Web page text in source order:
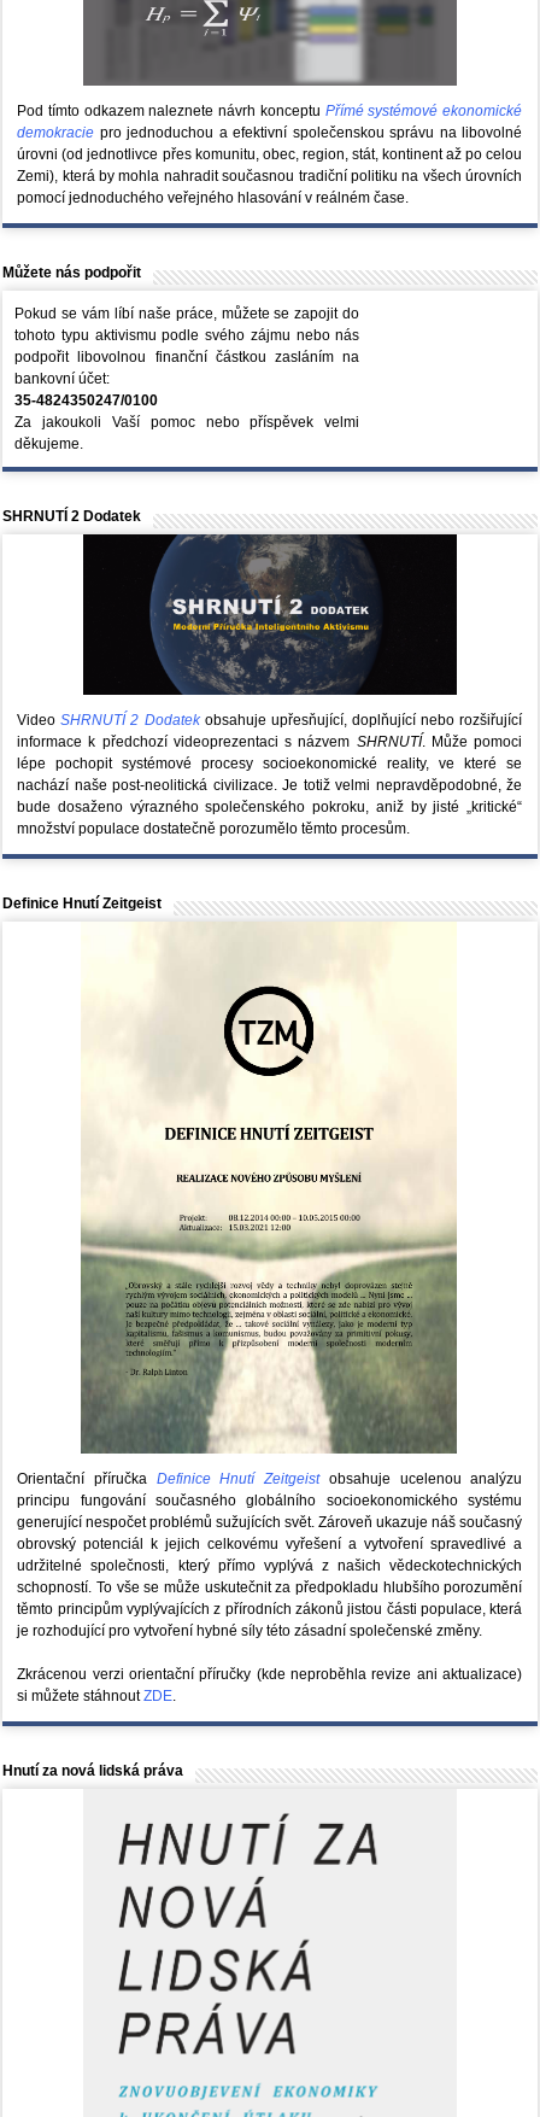
Pod tímto odkazem naleznete návrh konceptu Přímé systémové ekonomické
demokracie pro jednoduchou a efektivní společenskou správu na libovolné
úrovni (od jednotlivce přes komunitu, obec, region, stát, kontinent až po celou
Zemi), která by mohla nahradit současnou tradiční politiku na všech úrovních
pomocí jednoduchého veřejného hlasování v reálném čase.
Můžete nás podpořit
Pokud se vám líbí naše práce, můžete se zapojit do
tohoto typu aktivismu podle svého zájmu nebo nás
podpořit libovolnou finanční částkou zasláním na
bankovní účet:
35-4824350247/0100
Za jakoukoli Vaší pomoc nebo příspěvek velmi
děkujeme.
SHRNUTÍ 2 Dodatek
VideoSHRNUTÍ 2 Dodatekobsahuje upřesňující, doplňující nebo rozšiřující
informace k předchozí videoprezentaci s názvem SHRNUTÍ. Může pomoci
lépe pochopit systémové procesy socioekonomické reality, ve které se
nachází naše post-neolitická civilizace. Je totiž velmi nepravděpodobné, že
bude dosaženo výrazného společenského pokroku, aniž by jisté „kritické“
množství populace dostatečně porozumělo těmto procesům.
Definice Hnutí Zeitgeist
Orientační příručka Definice Hnutí Zeitgeistobsahuje ucelenou analýzu
principu fungování současného globálního socioekonomického systému
generující nespočet problémů sužujících svět. Zároveň ukazuje náš současný
obrovský potenciál k jejich celkovému vyřešení a vytvoření spravedlivé a
udržitelné společnosti, který přímo vyplývá z našich vědeckotechnických
schopností. To vše se může uskutečnit za předpokladu hlubšího porozumění
těmto principům vyplývajících z přírodních zákonů jistou části populace, která
je rozhodující pro vytvoření hybné síly této zásadní společenské změny.
Zkrácenou verzi orientační příručky (kde neproběhla revize ani aktualizace)
si můžete stáhnoutZDE.
Hnutí za nová lidská práva